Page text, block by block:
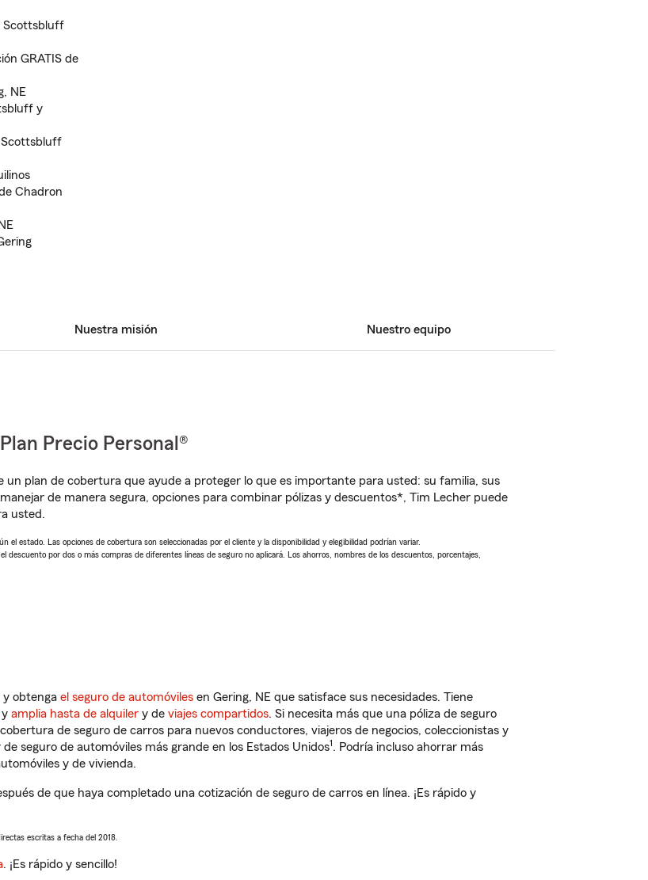
Scottsbluff
GRATIS de
NE
y
Scottsbluff
Chadron
Nuestra misión Nuestro equipo
Precio Personal®
un plan de cobertura que ayude a proteger lo que es importante para usted: su familia, sus
de manera segura, opciones para combinar pólizas y descuentos*, Tim Lecher puede
usted.
el estado. Las opciones de cobertura son seleccionadas por el cliente y la disponibilidad y elegibilidad podrían variar.
descuento por dos o más compras de diferentes líneas de seguro no aplicará. Los ahorros, nombres de los descuentos, porcentajes,
y obtenga el seguro de automóviles en Gering, NE que satisface sus necesidades. Tiene
y amplia hasta de alquiler y de viajes compartidos. Si necesita más que una póliza de seguro
de seguro de carros para nuevos conductores, viajeros de negocios, coleccionistas y
seguro de automóviles más grande en los Estados Unidos1. Podría incluso ahorrar más
y de vivienda.
de que haya completado una cotización de seguro de carros en línea. ¡Es rápido y
escritas a fecha del 2018.
. ¡Es rápido y sencillo!